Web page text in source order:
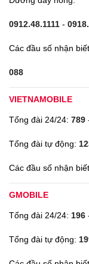
0912.48.1111 -
Các đầu số nhận
088
VIETNAMOBILE
Tổng đài 24/24: 789
Tổng đài tự động:
Các đầu số nhận
GMOBILE
Tổng đài 24/24: 196
Tổng đài tự động: